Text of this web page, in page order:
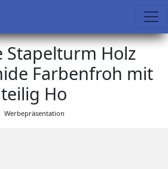
Stapelturm Holz
Farbenfroh mit
teilig Ho
Werbepräsentation